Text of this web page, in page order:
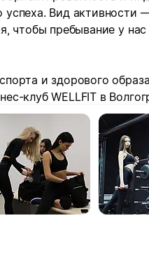
успеха. Вид
чтобы пребывание у
и здорового
клуб WELLFIT в